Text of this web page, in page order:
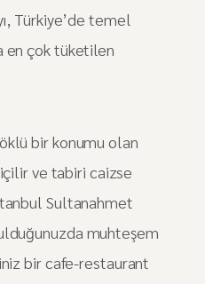
Türkiye’de temel
en çok tüketilen
bir konumu olan
ve tabiri caizse
Sultanahmet
muhteşem
bir cafe-restaurant